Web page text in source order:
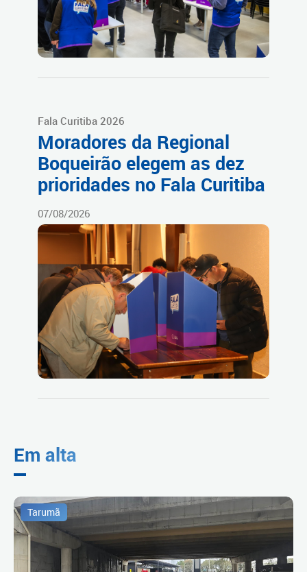
Fala Curitiba 2026
Moradores da Regional
Boqueirão elegem as dez
prioridades no Fala Curitiba
07/08/2026
Em alta
Tarumã